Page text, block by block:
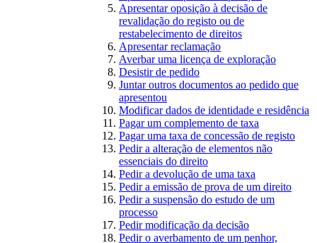
Apresentar oposição à decisão de
revalidação do registo ou de
restabelecimento de direitos
Apresentar reclamação
Averbar uma licença de exploração
Desistir de pedido
Juntar outros documentos ao pedido que
apresentou
Modificar dados de identidade e residência
Pagar um complemento de taxa
Pagar uma taxa de concessão de registo
Pedir a alteração de elementos não
essenciais do direito
Pedir a devolução de uma taxa
Pedir a emissão de prova de um direito
Pedir a suspensão do estudo de um
processo
Pedir modificação da decisão
Pedir o averbamento de um penhor,